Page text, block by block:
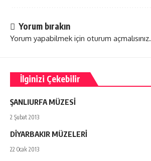
Yorum bırakın
Yorum yapabilmek için oturum açmalısınız.
İlginizi Çekebilir
ŞANLIURFA MÜZESİ
2 Şubat 2013
DİYARBAKIR MÜZELERİ
22 Ocak 2013